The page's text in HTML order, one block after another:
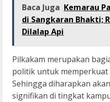
Baca Juga Kemarau
di Sangkaran Bhakti;
Dilalap Api
Pilkakam merupakan
politik untuk memperkuat
Sehingga diharapkan
signifikan di tingkat